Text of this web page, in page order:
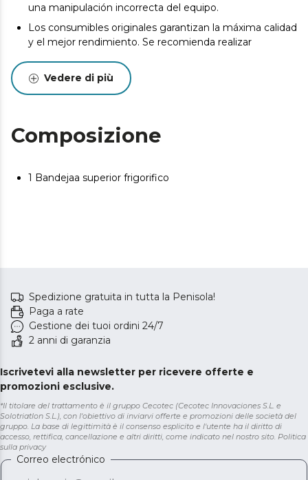
una manipulación incorrecta del equipo.
Los consumibles originales garantizan la máxima calidad
y el mejor rendimiento. Se recomienda realizar
Vedere di più
Composizione
1 Bandejaa superior frigorifico
Spedizione gratuita in tutta la Penisola!
Paga a rate
Gestione dei tuoi ordini 24/7
2 anni di garanzia
Iscrivetevi alla newsletter per ricevere offerte e
promozioni esclusive.
*Il titolare del trattamento è il gruppo Cecotec (Cecotec Innovaciones S.L. e
Solotriatlon S.L.), con l'obiettivo di inviarvi offerte e promozioni delle società del
gruppo. La base di legittimità è il consenso esplicito e l'utente ha il diritto di
accesso, rettifica, cancellazione e altri diritti, come indicato nel nostro sito. Politica
sulla privacy
Correo electrónico